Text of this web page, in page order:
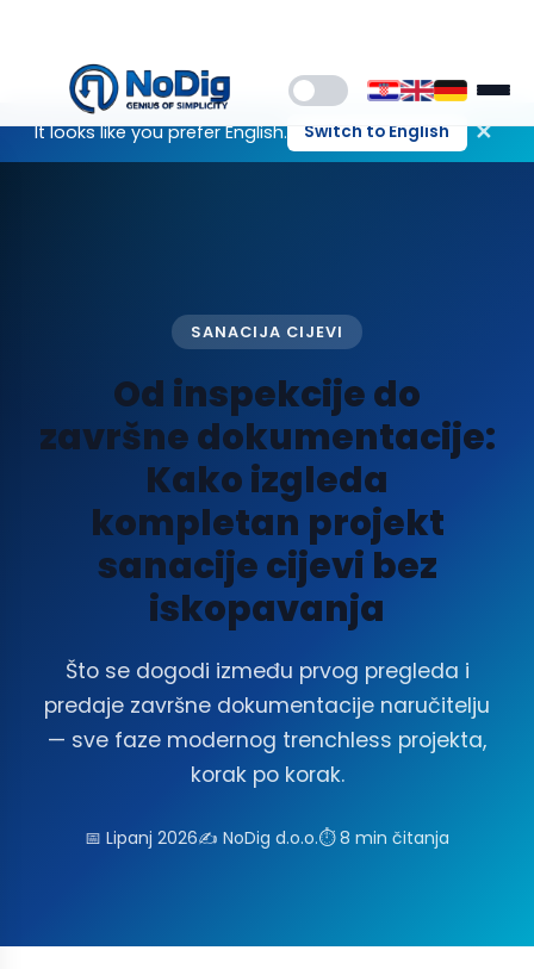
It looks like you prefer English. Switch to English ✕
SANACIJA CIJEVI
Od inspekcije do
završne dokumentacije:
Kako izgleda
kompletan projekt
sanacije cijevi bez
iskopavanja
Što se dogodi između prvog pregleda i
predaje završne dokumentacije naručitelju
— sve faze modernog trenchless projekta,
korak po korak.
📅 Lipanj 2026✍️ NoDig d.o.o.⏱ 8 min čitanja